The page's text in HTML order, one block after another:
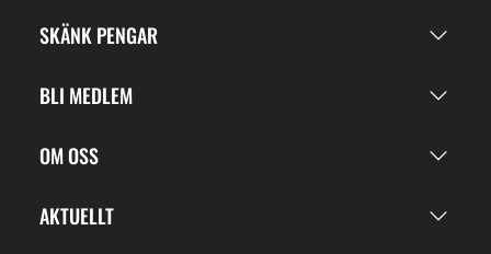
SKÄNK PENGAR
BLI MEDLEM
OM OSS
AKTUELLT